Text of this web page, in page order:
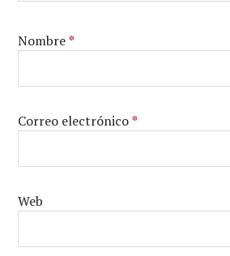
Nombre*
Correo electrónico*
Web